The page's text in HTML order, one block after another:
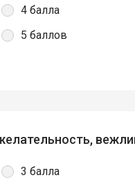
4 балла
5 баллов
3 балла